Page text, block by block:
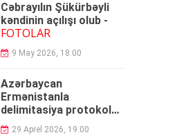
Cəbrayılın Şükürbəyli
kəndinin açılışı olub -
FOTOLAR
9 May 2026, 18:00
Azərbaycan
Ermənistanla
delimitasiya protokolu
umzaladı
29 Aprel 2026, 19:00